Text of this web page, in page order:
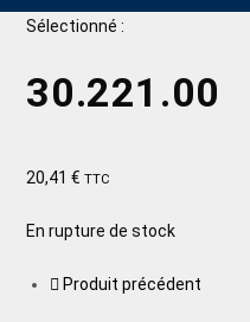
Sélectionné :
30.221.00
20,41€ TTC
En rupture de stock
Produit précédent